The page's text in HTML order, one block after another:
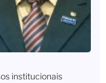
institucionais